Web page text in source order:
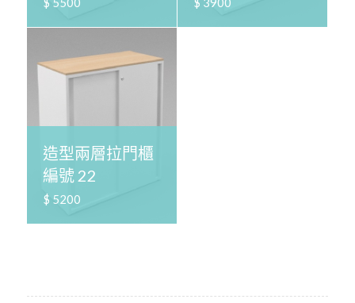
造型兩層拉門櫃
編號 22
$ 5200